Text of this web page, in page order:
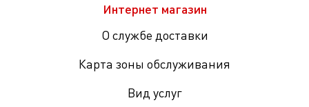
Интернет магазин
О службе доставки
Карта зоны обслуживания
Вид услуг